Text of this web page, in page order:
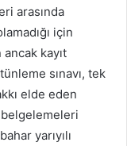
arasında
için
ancak kayıt
sınavı, tek
elde eden
yarıyılı